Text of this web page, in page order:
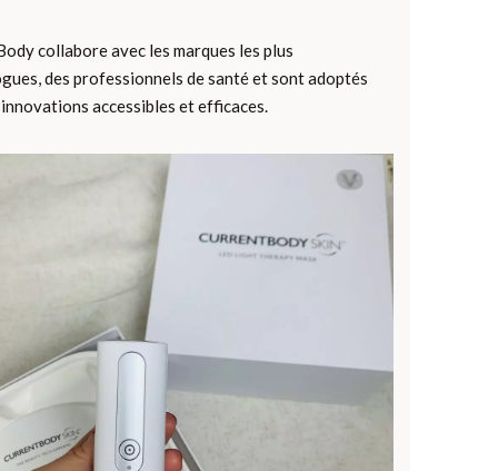
collabore avec les marques les plus
des professionnels de santé et sont adoptés
accessibles et efficaces.